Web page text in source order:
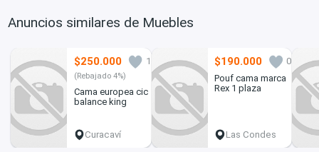
Anuncios similares de Muebles
$250.000 1
(Rebajado 4%)
Cama europea cic
balance king
Curacaví
$190.000
0
Pouf cama marca
Rex 1 plaza
Las Condes